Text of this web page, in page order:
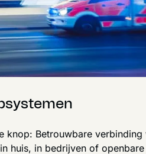
knop: Betrouwbare verbinding
huis, in bedrijven of openbare